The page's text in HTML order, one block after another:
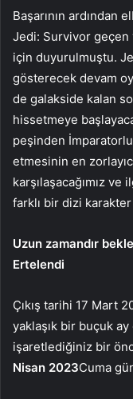
Başarının
Jedi: Survivor geçen
için duyurulmuştu.
gösterecek devam
de galakside kalan
hissetmeye
peşinden
etmesinin en
karşılaşacağımız
farklı bir dizi
Uzun zamandır
Ertelendi
Çıkış tarihi 17 Mart
yaklaşık bir buçuk
işaretlediğiniz bir
Nisan 2023Cuma